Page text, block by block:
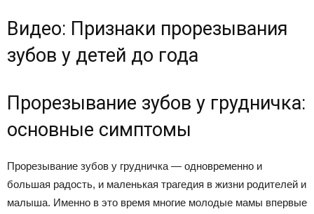
Видео: Признаки прорезывания
зубов у детей до года
Прорезывание зубов у грудничка:
основные симптомы
Прорезывание зубов у грудничка — одновременно и
большая радость, и маленькая трагедия в жизни родителей и
малыша. Именно в это время многие молодые мамы впервые